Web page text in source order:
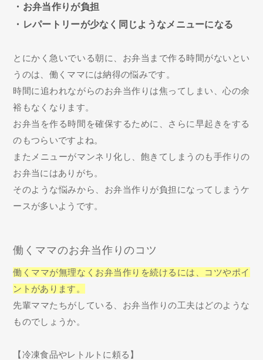
・お弁当作りが負担
・レパートリーが少なく同じようなメニューになる
とにかく急いでいる朝に、お弁当まで作る時間がないとい
うのは、働くママには納得の悩みです。
時間に追われながらのお弁当作りは焦ってしまい、心の余
裕もなくなります。
お弁当を作る時間を確保するために、さらに早起きをする
のもつらいですよね。
またメニューがマンネリ化し、飽きてしまうのも手作りの
お弁当にはありがち。
そのような悩みから、お弁当作りが負担になってしまうケ
ースが多いようです。
働くママのお弁当作りのコツ
働くママが無理なくお弁当作りを続けるには、コツやポイ
ントがあります 。
先輩ママたちがしている、お弁当作りの工夫はどのような
ものでしょうか。
【冷凍食品やレトルトに頼る】